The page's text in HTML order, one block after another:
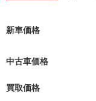
新車価格
中古車価格
買取価格